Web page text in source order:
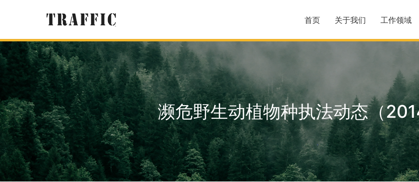
首页 关于我们 工作领域
濒危野生动植物种执法动态（